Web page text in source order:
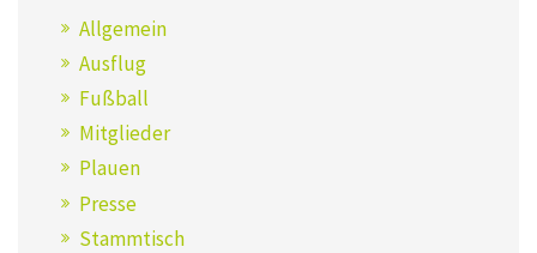
Allgemein
Ausflug
Fußball
Mitglieder
Plauen
Presse
Stammtisch